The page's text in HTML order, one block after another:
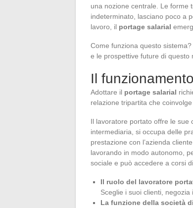
una nozione centrale. Le forme
indeterminato, lasciano poco a
lavoro, il portage salarial
Come funziona questo
e le prospettive future di questo
Il
Adottare il portage salarial
relazione tripartita che
Il lavoratore portato offre le sue
intermediaria, si occupa delle
prestazione con l’azienda
lavorando in modo autonomo,
sociale e può accedere a corsi
Il ruolo del lavoratore
Sceglie i suoi clienti,
La funzione della società